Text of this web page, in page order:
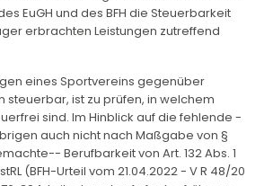
EuGH und des BFH die Steuerbarkeit
erbrachten Leistungen zutreffend
eines Sportvereins gegenüber
steuerbar, ist zu prüfen, in welchem
sind. Im Hinblick auf die fehlende -
auch nicht nach Maßgabe von §
Berufbarkeit von Art. 132 Abs. 1
(BFH-Urteil vom 21.04.2022 - V R 48/20